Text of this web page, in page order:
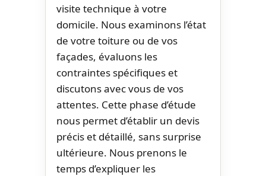
visite technique à votre
domicile. Nous examinons l’état
de votre toiture ou de vos
façades, évaluons les
contraintes spécifiques et
discutons avec vous de vos
attentes. Cette phase d’étude
nous permet d’établir un devis
précis et détaillé, sans surprise
ultérieure. Nous prenons le
temps d’expliquer les